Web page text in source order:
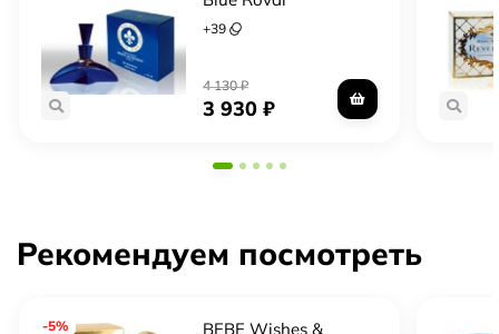
+39
4 130₽
3 930₽
Рекомендуем посмотреть
-5%
BEBE Wishes &